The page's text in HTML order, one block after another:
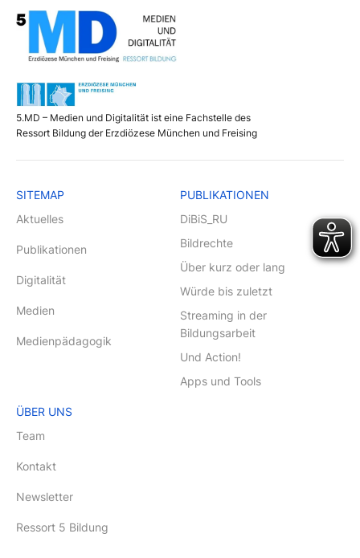
5.MD – Medien und Digitalität ist eine Fachstelle des
Ressort Bildung der Erzdiözese München und Freising
SITEMAP
Aktuelles
Publikationen
Digitalität
Medien
Medienpädagogik
PUBLIKATIONEN
DiBiS_RU
Bildrechte
Über kurz oder lang
Würde bis zuletzt
Streaming in der
Bildungsarbeit
Und Action!
Apps und Tools
ÜBER UNS
Team
Kontakt
Newsletter
Ressort 5 Bildung